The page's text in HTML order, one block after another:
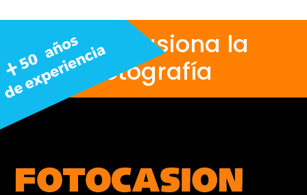
Nos apasiona la
fotografía